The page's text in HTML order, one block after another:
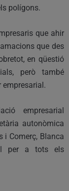
polígons.
que ahir
que des
en qüestió
però també
empresarial.
empresarial
autonòmica
i Comerç, Blanca
per a tots els